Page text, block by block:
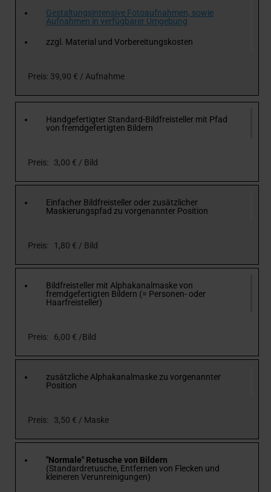
Gestaltungsintensive Fotoaufnahmen, sowie
Aufnahmen in verfügbarer Umgebung
zzgl. Material und Vorbereitungskosten
Preis: 39,90 € / Aufnahme
Handgefertigter Standard-Bildfreisteller mit Pfad
von fremdgefertigten Bildern
Preis: 3,00 € / Bild
Einfacher Bildfreisteller oder zusätzlicher
Maskierungspfad zu vorgenannter Position
Preis: 1,80 € / Bild
Bildfreisteller mit Alphakanalmaske von
fremdgefertigten Bildern (= Personen- oder
Haarfreisteller)
Preis: 6,00 € /Bild
zusätzliche Alphakanalmaske zu vorgenannter
Position
Preis: 3,50 € / Maske
"Normale" Retusche von Bildern
(Standardretusche, Entfernen von Flecken und
kleineren Verunreinigungen)